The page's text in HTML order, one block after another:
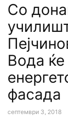
Со
Вода
фасада
септември 3, 2018